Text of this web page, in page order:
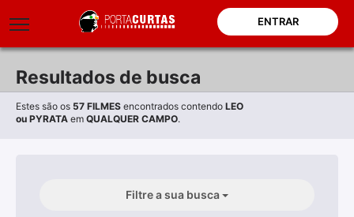
ENTRAR
Resultados de busca
Estes são os 57 FILMES encontrados contendo LEO
ou PYRATA em QUALQUER CAMPO.
Filtre a sua busca